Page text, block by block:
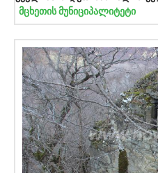
მცხეთის მუნიციპალიტეტი